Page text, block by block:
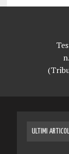
ULTIMI ARTICOLI